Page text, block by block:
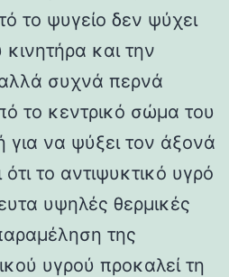
το ψυγείο δεν ψύχει
και την
συχνά περνά
το κεντρικό σώμα του
για να ψύξει τον άξονά
το αντιψυκτικό υγρό
υψηλές θερμικές
της
υγρού προκαλεί τη